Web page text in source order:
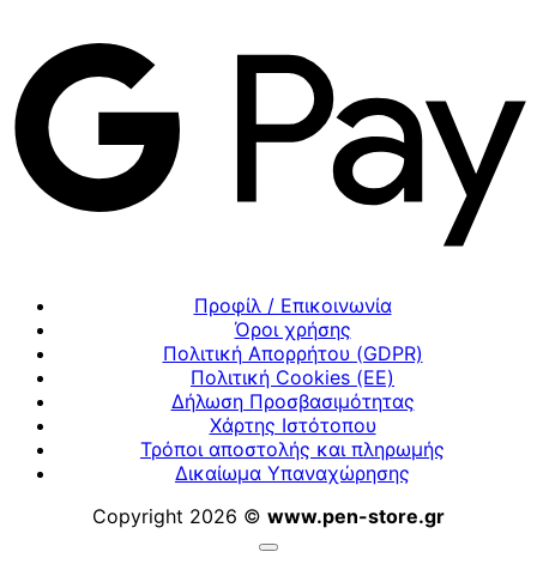
Προφίλ / Επικοινωνία
Όροι χρήσης
Πολιτική Απορρήτου (GDPR)
Πολιτική Cookies (ΕΕ)
Δήλωση Προσβασιμότητας
Χάρτης Ιστότοπου
Τρόποι αποστολής και πληρωμής
Δικαίωμα Υπαναχώρησης
Copyright 2026 © www.pen-store.gr